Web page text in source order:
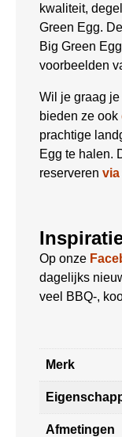
kwaliteit,
Green Egg.
Big Green
voorbeelden
Wil je graag
bieden ze ook
prachtige
Egg te halen.
reserveren via
Op onze
dagelijks
veel BBQ-,
Merk
Afmetingen